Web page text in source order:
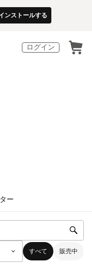
ンストールする
ログイン
ー
すべて 販売中